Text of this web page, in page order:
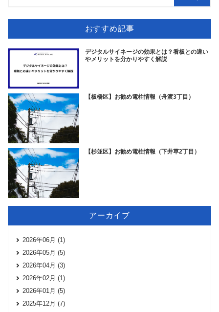
おすすめ記事
デジタルサイネージの効果とは？看板との違い
やメリットを分かりやすく解説
【板橋区】お勧め電柱情報（舟渡3丁目）
【杉並区】お勧め電柱情報（下井草2丁目）
アーカイブ
2026年06月 (1)
2026年05月 (5)
2026年04月 (3)
2026年02月 (1)
2026年01月 (5)
2025年12月 (7)